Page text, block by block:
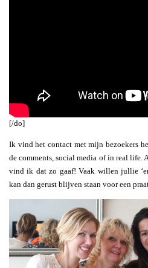
[/do]
Ik vind het contact met mijn bezoekers
de comments, social media of in real life.
vind ik dat zo gaaf! Vaak willen jullie
kan dan gerust blijven staan voor een